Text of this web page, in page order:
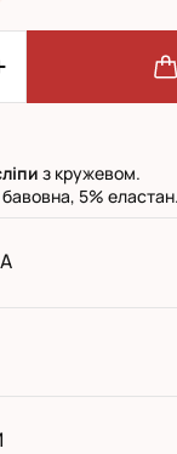
з кружевом.
5% еластан.
переказ